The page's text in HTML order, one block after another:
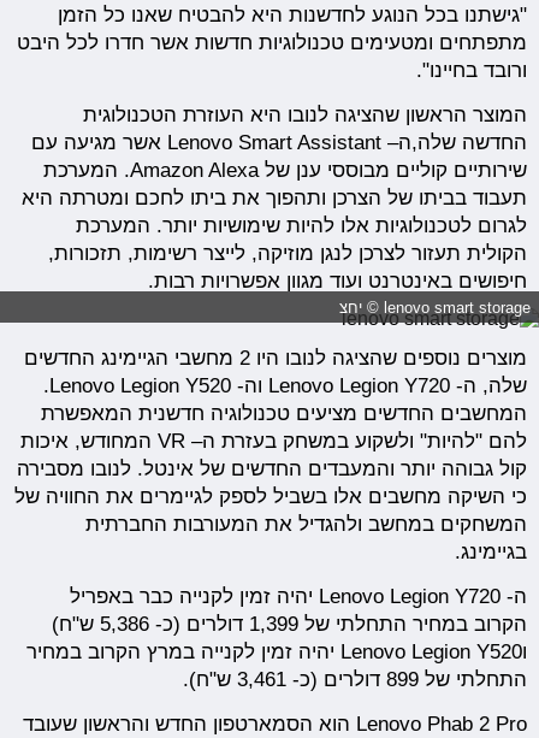
"גישתנו בכל הנוגע לחדשנות היא להבטיח שאנו כל הזמן
מתפתחים ומטעימים טכנולוגיות חדשות אשר חדרו לכל היבט
ורובד בחיינו".
המוצר הראשון שהציגה לנובו היא העוזרת הטכנולוגית
החדשה שלה,ה– Lenovo Smart Assistant אשר מגיעה עם
שירותיים קוליים מבוססי ענן של Amazon Alexa. המערכת
תעבוד בביתו של הצרכן ותהפוך את ביתו לחכם ומטרתה היא
לגרום לטכנולוגיות אלו להיות שימושיות יותר. המערכת
הקולית תעזור לצרכן לנגן מוזיקה, לייצר רשימות, תזכורות,
חיפושים באינטרנט ועוד מגוון אפשרויות רבות.
lenovo smart storage © יחצ
מוצרים נוספים שהציגה לנובו היו 2 מחשבי הגיימינג החדשים
שלה, ה- Lenovo Legion Y720 וה- Lenovo Legion Y520.
המחשבים החדשים מציעים טכנולוגיה חדשנית המאפשרת
להם "להיות" ולשקוע במשחק בעזרת ה– VR המחודש, איכות
קול גבוהה יותר והמעבדים החדשים של אינטל. לנובו מסבירה
כי השיקה מחשבים אלו בשביל לספק לגיימרים את החוויה של
המשחקים במחשב ולהגדיל את המעורבות החברתית
בגיימינג.
ה- Lenovo Legion Y720 יהיה זמין לקנייה כבר באפריל
הקרוב במחיר התחלתי של 1,399 דולרים (כ- 5,386 ש"ח)
וLenovo Legion Y520 יהיה זמין לקנייה במרץ הקרוב במחיר
התחלתי של 899 דולרים (כ- 3,461 ש"ח).
Lenovo Phab 2 Pro הוא הסמארטפון החדש והראשון שעובד